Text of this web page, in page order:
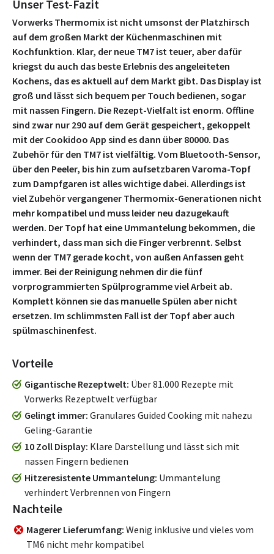
Unser Test-Fazit
Vorwerks Thermomix ist nicht umsonst der Platzhirsch
auf dem großen Markt der Küchenmaschinen mit
Kochfunktion. Klar, der neue TM7 ist teuer, aber dafür
kriegst du auch das beste Erlebnis des angeleiteten
Kochens, das es aktuell auf dem Markt gibt. Das Display ist
groß und lässt sich bequem per Touch bedienen, sogar
mit nassen Fingern. Die Rezept-Vielfalt ist enorm. Offline
sind zwar nur 290 auf dem Gerät gespeichert, gekoppelt
mit der Cookidoo App sind es dann über 80000. Das
Zubehör für den TM7 ist vielfältig. Vom Bluetooth-Sensor,
über den Peeler, bis hin zum aufsetzbaren Varoma-Topf
zum Dampfgaren ist alles wichtige dabei. Allerdings ist
viel Zubehör vergangener Thermomix-Generationen nicht
mehr kompatibel und muss leider neu dazugekauft
werden. Der Topf hat eine Ummantelung bekommen, die
verhindert, dass man sich die Finger verbrennt. Selbst
wenn der TM7 gerade kocht, von außen Anfassen geht
immer. Bei der Reinigung nehmen dir die fünf
vorprogrammierten Spülprogramme viel Arbeit ab.
Komplett können sie das manuelle Spülen aber nicht
ersetzen. Im schlimmsten Fall ist der Topf aber auch
spülmaschinenfest.
Vorteile
Gigantische Rezeptwelt Über 81.000 Rezepte mit
Vorwerks Rezeptwelt verfügbar
Gelingt immer Granulares Guided Cooking mit nahezu
Geling-Garantie
10 Zoll Display Klare Darstellung und lässt sich mit
nassen Fingern bedienen
Hitzeresistente Ummantelung Ummantelung
verhindert Verbrennen von Fingern
Nachteile
Magerer Lieferumfang Wenig inklusive und vieles vom
TM6 nicht mehr kompatibel